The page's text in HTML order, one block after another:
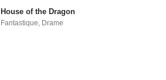
House of the Dragon
Fantastique, Drame